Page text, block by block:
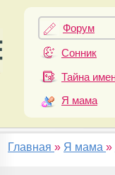
Форум
Сонник
Тайна
Я мама
Главная » Я мама »